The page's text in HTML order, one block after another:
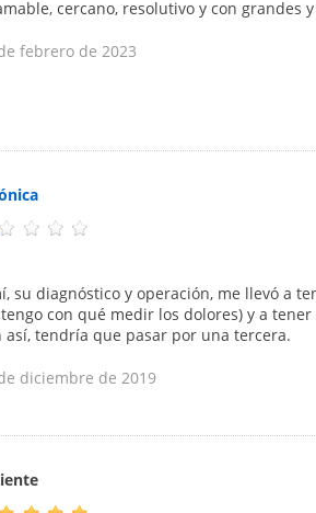
cercano, resolutivo y con grandes
febrero de 2023
su diagnóstico y operación, me llevó a
con qué medir los dolores) y a
así, tendría que pasar por una tercera.
diciembre de 2019